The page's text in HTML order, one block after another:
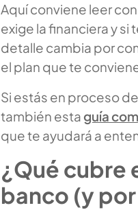
Aquí conviene leer
exige la financiera y si
detalle cambia por
el plan que te
Si estás en proceso
también esta guía
que te ayudará a
¿Qué cubre
banco (y